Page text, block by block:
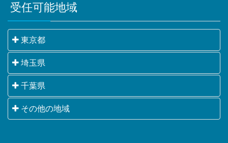
受任可能地域
東京都
千代田区・中央区・港区・新宿区・文京区・台東区・
墨田区・江東区・品川区・目黒区・大田区・世田谷
区・渋谷区・中野区・杉並区・豊島区・北区・荒川
区・板橋区・練馬区・足立区・葛飾区・江戸川区・八
王子市・立川市・武蔵野市・三鷹市・青梅市・府中
埼玉県
さいたま市・川越市・熊谷市・川口市・行田市・秩父
市・所沢市・飯能市・加須市・本庄市・東松山市・春
日部市・狭山市・羽生市・鴻巣市・深谷市・上尾市・
千葉県
千葉市・銚子市・市川市・船橋市・館山市・木更津
市・松戸市・野田市・茂原市・成田市・佐倉市・東金
その他の地域